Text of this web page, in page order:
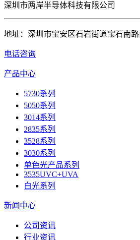
深圳市两岸半导体科技有限公司
地址：深圳市宝安区石岩街道宝石南
电话咨询
产品中心
5730系列
5050系列
3014系列
2835系列
3528系列
3030系列
单色光产品系列
3535UVC+UVA
白光系列
新闻中心
公司资讯
行业资讯